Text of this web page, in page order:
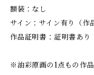
額装：なし
サイン：サイン有り（作
作品証明書：証明書あり
※油彩原画の1点もの作品